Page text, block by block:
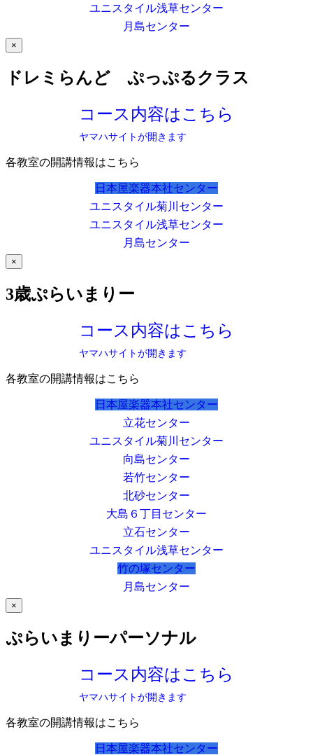
ユニスタイル浅草センター
月島センター
×
ドレミらんど ぷっぷるクラス
コース内容はこちら
ヤマハサイトが開きます
各教室の開講情報はこちら
日本屋楽器本社センター
ユニスタイル菊川センター
ユニスタイル浅草センター
月島センター
×
3歳ぷらいまりー
コース内容はこちら
ヤマハサイトが開きます
各教室の開講情報はこちら
日本屋楽器本社センター
立花センター
ユニスタイル菊川センター
向島センター
若竹センター
北砂センター
大島６丁目センター
立石センター
ユニスタイル浅草センター
竹の塚センター
月島センター
×
ぷらいまりーパーソナル
コース内容はこちら
ヤマハサイトが開きます
各教室の開講情報はこちら
日本屋楽器本社センター